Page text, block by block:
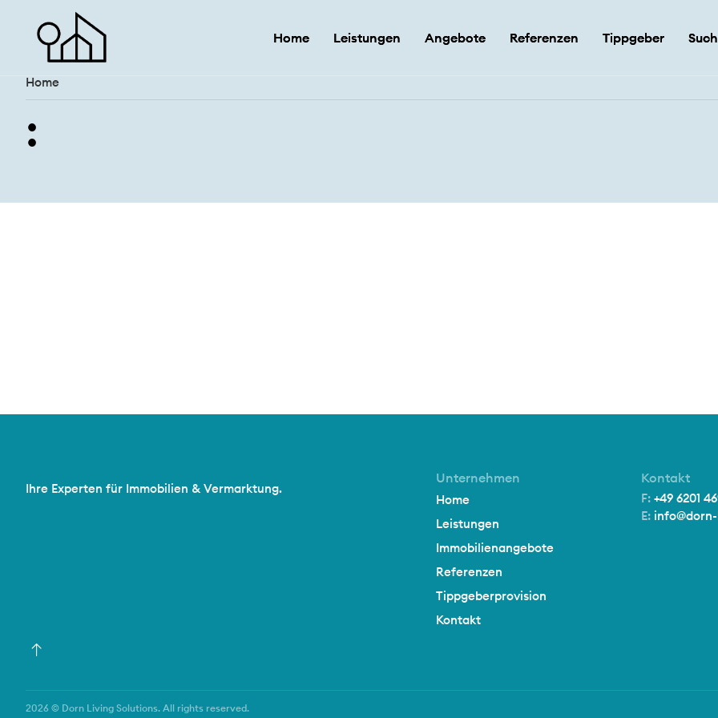
Home Leistungen Angebote Referenzen Tippgeber
Home Leistungen Angebote Referenzen Tippgeber
Home
:
Ihre Experten für Immobilien & Vermarktung.
Unternehmen
Home
Leistungen
Immobilienangebote
Referenzen
Tippgeberprovision
Kontakt
Kontakt
F: +49 6201
E:
2026 © Dorn Living Solutions. All rights reserved.